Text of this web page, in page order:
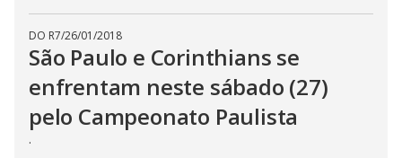
DO R7/26/01/2018
São Paulo e Corinthians se
enfrentam neste sábado (27)
pelo Campeonato Paulista
.